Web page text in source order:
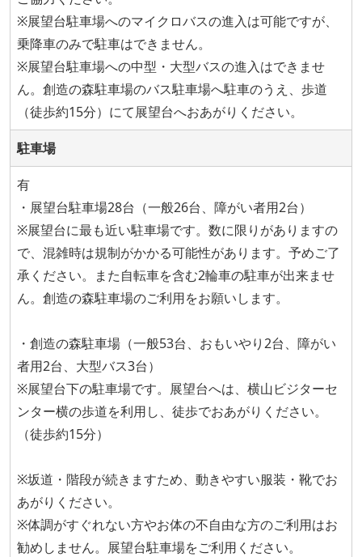
※展望台駐車場へのマイクロバスの進入は可能ですが、
乗降車のみで駐車はできません。
※展望台駐車場への中型・大型バスの進入はできませ
ん。創造の森駐車場のバス駐車場へ駐車のうえ、歩道
（徒歩約15分）にて展望台へおあがりください。
駐車場
有
・展望台駐車場28台（一般26台、障がい者用2台）
※展望台に最も近い駐車場です。数に限りがありますの
で、混雑時は規制がかかる可能性があります。予めご了
承ください。また自転車を含む2輪車の駐車が出来ませ
ん。創造の森駐車場のご利用をお願いします。
・創造の森駐車場（一般53台、おもいやり2台、障がい
者用2台、大型バス3台）
※展望台下の駐車場です。展望台へは、横山ビジターセ
ンター横の歩道を利用し、徒歩でおあがりください。
（徒歩約15分）
※坂道・階段が続きますため、動きやすい服装・靴でお
あがりください。
※体調がすぐれない方やお体の不自由な方のご利用はお
勧めしません。展望台駐車場をご利用ください。